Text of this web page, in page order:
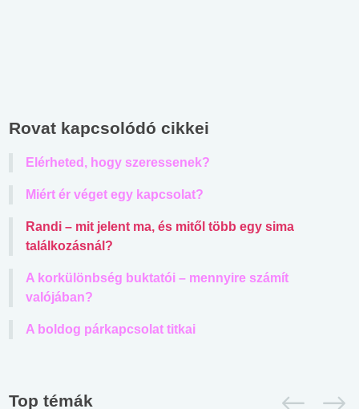
Rovat kapcsolódó cikkei
Elérheted, hogy szeressenek?
Miért ér véget egy kapcsolat?
Randi – mit jelent ma, és mitől több egy sima
találkozásnál?
A korkülönbség buktatói – mennyire számít
valójában?
A boldog párkapcsolat titkai
Top témák